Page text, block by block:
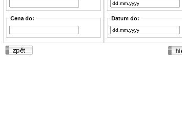
Cena do: Datum do: